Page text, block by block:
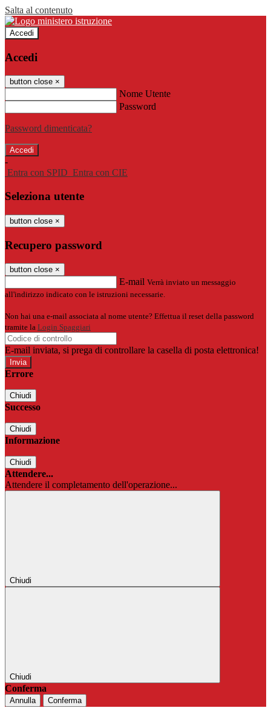
Salta al contenuto
Accedi
Accedi
button close ×
Nome Utente
Password
Password dimenticata?
-
Entra con SPID Entra con CIE
Seleziona utente
button close ×
Recupero password
button close ×
E-mail Verrà inviato un messaggio
all'indirizzo indicato con le istruzioni necessarie.
Non hai una e-mail associata al nome utente? Effettua il reset della password
tramite la Login Spaggiari
E-mail inviata, si prega di controllare la casella di posta elettronica!
Errore
Chiudi
Successo
Chiudi
Informazione
Chiudi
Attendere...
Attendere il completamento dell'operazione...
Chiudi
Chiudi
Conferma
Annulla Conferma